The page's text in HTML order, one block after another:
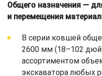
Общего назначения —
и перемещения
В серии ковшей
2600 мм (18–102
ассортиментом
экскаватора любых